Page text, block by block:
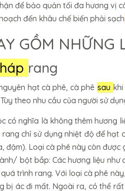
để bảo quản tối đa hương vị
đến khâu chế biến phải sạch
GỒM NHỮNG
rang
hạt cà phê, cà phê sau
theo nhu cầu của người sử
có nghĩa là không thêm
chỉ sử dụng nhiệt độ để hạt
đậm). Loại cà phê này còn được
bột bắp: Các hương liệu như
trình rang. Với loại cà phê
bị ác đi mất. Ngoài ra, có thể